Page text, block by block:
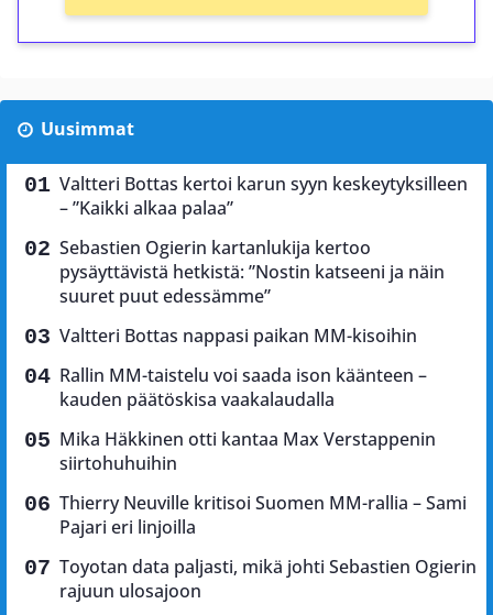
Uusimmat
Valtteri Bottas kertoi karun syyn keskeytyksilleen
– ”Kaikki alkaa palaa”
Sebastien Ogierin kartanlukija kertoo
pysäyttävistä hetkistä: ”Nostin katseeni ja näin
suuret puut edessämme”
Valtteri Bottas nappasi paikan MM-kisoihin
Rallin MM-taistelu voi saada ison käänteen –
kauden päätöskisa vaakalaudalla
Mika Häkkinen otti kantaa Max Verstappenin
siirtohuhuihin
Thierry Neuville kritisoi Suomen MM-rallia – Sami
Pajari eri linjoilla
Toyotan data paljasti, mikä johti Sebastien Ogierin
rajuun ulosajoon